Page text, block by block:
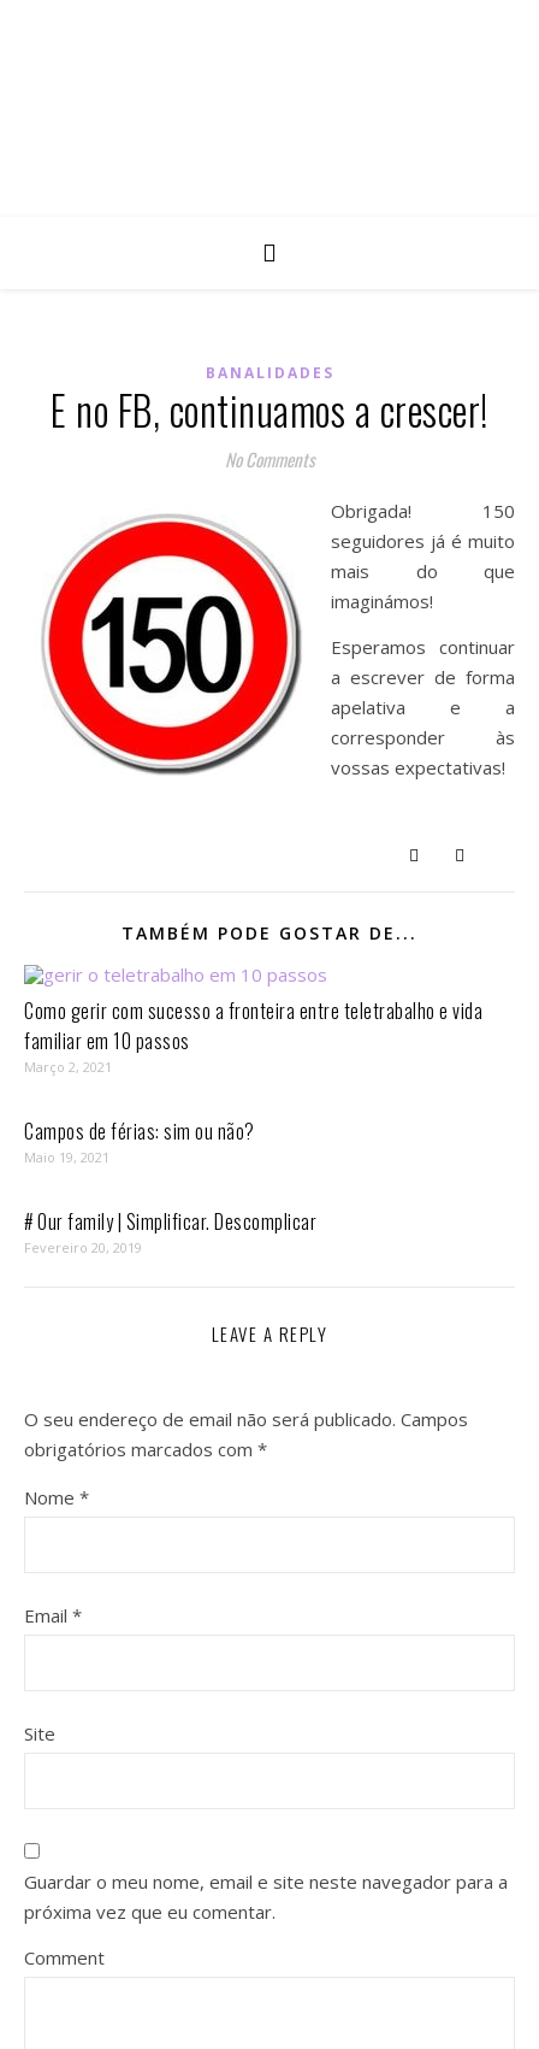
BANALIDADES
E no FB, continuamos a crescer!
No Comments
Obrigada! 150
seguidores já é muito
mais do que
imaginámos!
Esperamos continuar
a escrever de forma
apelativa e a
corresponder às
vossas expectativas!
TAMBÉM PODE GOSTAR DE...
Como gerir com sucesso a fronteira entre teletrabalho e vida
familiar em 10 passos⁣
Março 2, 2021
Campos de férias: sim ou não?
Maio 19, 2021
# Our family | Simplificar. Descomplicar
Fevereiro 20, 2019
LEAVE A REPLY
O seu endereço de email não será publicado. Campos
obrigatórios marcados com *
Nome *
Email *
Site
Guardar o meu nome, email e site neste navegador para a
próxima vez que eu comentar.
Comment